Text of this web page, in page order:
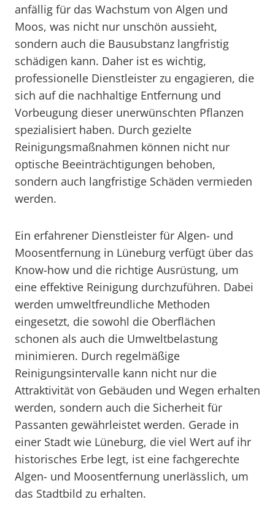
anfällig für das Wachstum von Algen und
Moos, was nicht nur unschön aussieht,
sondern auch die Bausubstanz langfristig
schädigen kann. Daher ist es wichtig,
professionelle Dienstleister zu engagieren, die
sich auf die nachhaltige Entfernung und
Vorbeugung dieser unerwünschten Pflanzen
spezialisiert haben. Durch gezielte
Reinigungsmaßnahmen können nicht nur
optische Beeinträchtigungen behoben,
sondern auch langfristige Schäden vermieden
werden.
Ein erfahrener Dienstleister für Algen- und
Moosentfernung in Lüneburg verfügt über das
Know-how und die richtige Ausrüstung, um
eine effektive Reinigung durchzuführen. Dabei
werden umweltfreundliche Methoden
eingesetzt, die sowohl die Oberflächen
schonen als auch die Umweltbelastung
minimieren. Durch regelmäßige
Reinigungsintervalle kann nicht nur die
Attraktivität von Gebäuden und Wegen erhalten
werden, sondern auch die Sicherheit für
Passanten gewährleistet werden. Gerade in
einer Stadt wie Lüneburg, die viel Wert auf ihr
historisches Erbe legt, ist eine fachgerechte
Algen- und Moosentfernung unerlässlich, um
das Stadtbild zu erhalten.